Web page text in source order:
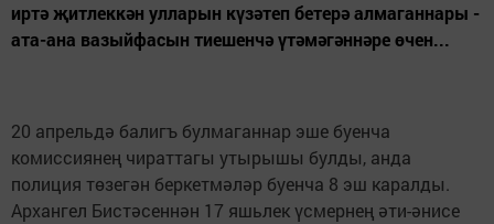
иртә җитлеккән улларын күзәтеп бетерә алмаганнары -
ата-ана вазыйфасын тиешенчә үтәмәгәннәре өчен...
20 апрельдә балигъ булмаганнар эше буенча
комиссиянең чираттагы утырышы булды, анда
полиция төзегән беркетмәләр буенча 8 эш каралды.
Архангел Бистәсеннән 17 яшьлек үсмернең әти-әнисе